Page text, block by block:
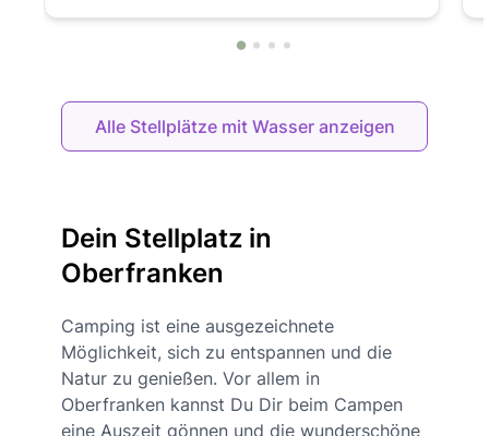
Alle Stellplätze mit Wasser anzeigen
Dein Stellplatz in
Oberfranken
Camping ist eine ausgezeichnete
Möglichkeit, sich zu entspannen und die
Natur zu genießen. Vor allem in
Oberfranken kannst Du Dir beim Campen
eine Auszeit gönnen und die wunderschöne